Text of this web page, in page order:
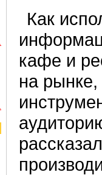
Как
кафе и
на